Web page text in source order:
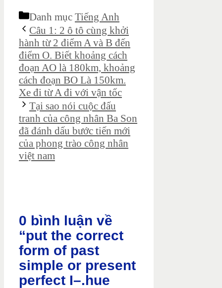
Danh mục Tiếng Anh
Câu 1: 2 ô tô cùng khởi
hành từ 2 điểm A và B đến
điểm O. Biết khoảng cách
đoạn AO là 180km, khoảng
cách đoạn BO Là 150km.
Xe đi từ A đi với vận tốc
Tại sao nói cuộc đấu
tranh của công nhân Ba Son
đã đánh dấu bước tiến mới
của phong trào công nhân
việt nam
0 bình luận về
“put the correct
form of past
simple or present
perfect I–.hue